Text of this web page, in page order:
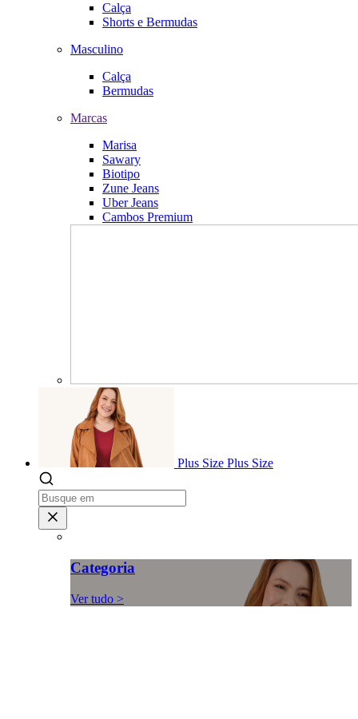
Calça
Shorts e Bermudas
Masculino
Calça
Bermudas
Marcas
Marisa
Sawary
Biotipo
Zune Jeans
Uber Jeans
Cambos Premium
Plus Size Plus Size
Categoria
Ver tudo >